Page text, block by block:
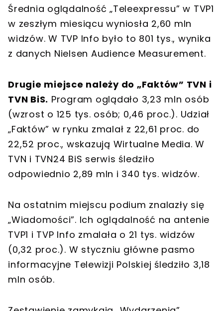
Średnia oglądalność „Teleexpressu” w TVP1
w zeszłym miesiącu wyniosła 2,60 mln
widzów. W TVP Info było to 801 tys., wynika
z danych Nielsen Audience Measurement.
Drugie miejsce należy do „Faktów” TVN i
TVN BiS. Program oglądało 3,23 mln osób
(wzrost o 125 tys. osób; 0,46 proc.). Udział
„Faktów” w rynku zmalał z 22,61 proc. do
22,52 proc., wskazują Wirtualne Media. W
TVN i TVN24 BiS serwis śledziło
odpowiednio 2,89 mln i 340 tys. widzów.
Na ostatnim miejscu podium znalazły się
„Wiadomości”. Ich oglądalność na antenie
TVP1 i TVP Info zmalała o 21 tys. widzów
(0,32 proc.). W styczniu główne pasmo
informacyjne Telewizji Polskiej śledziło 3,18
mln osób.